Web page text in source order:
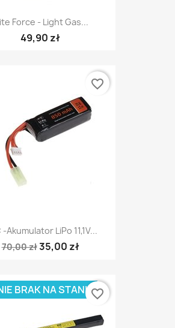
Force - Light Gas...
49,90 zł
-Akumulator LiPo 11,1V...
70,00 zł35,00 zł
favorite_border
BRAK NA STANIEfavorite_border